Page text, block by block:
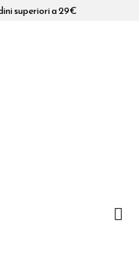
superiori a 29€